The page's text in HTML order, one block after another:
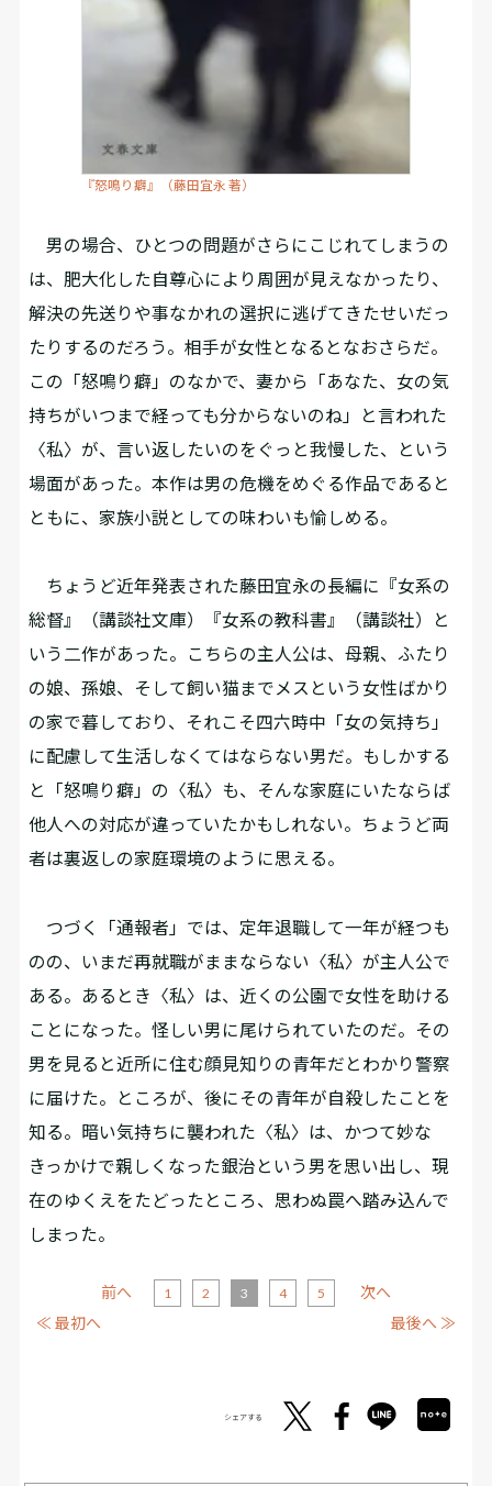
『怒鳴り癖』（藤田宜永 著）
男の場合、ひとつの問題がさらにこじれてしまうの
は、肥大化した自尊心により周囲が見えなかったり、
解決の先送りや事なかれの選択に逃げてきたせいだっ
たりするのだろう。相手が女性となるとなおさらだ。
この「怒鳴り癖」のなかで、妻から「あなた、女の気
持ちがいつまで経っても分からないのね」と言われた
〈私〉が、言い返したいのをぐっと我慢した、という
場面があった。本作は男の危機をめぐる作品であると
ともに、家族小説としての味わいも愉しめる。
ちょうど近年発表された藤田宜永の長編に『女系の
総督』（講談社文庫）『女系の教科書』（講談社）と
いう二作があった。こちらの主人公は、母親、ふたり
の娘、孫娘、そして飼い猫までメスという女性ばかり
の家で暮しており、それこそ四六時中「女の気持ち」
に配慮して生活しなくてはならない男だ。もしかする
と「怒鳴り癖」の〈私〉も、そんな家庭にいたならば
他人への対応が違っていたかもしれない。ちょうど両
者は裏返しの家庭環境のように思える。
つづく「通報者」では、定年退職して一年が経つも
のの、いまだ再就職がままならない〈私〉が主人公で
ある。あるとき〈私〉は、近くの公園で女性を助ける
ことになった。怪しい男に尾けられていたのだ。その
男を見ると近所に住む顔見知りの青年だとわかり警察
に届けた。ところが、後にその青年が自殺したことを
知る。暗い気持ちに襲われた〈私〉は、かつて妙な
きっかけで親しくなった銀治という男を思い出し、現
在のゆくえをたどったところ、思わぬ罠へ踏み込んで
しまった。
≪ 最初へ
前へ 1 2 3 4 5
次へ
最後へ ≫
シェアする